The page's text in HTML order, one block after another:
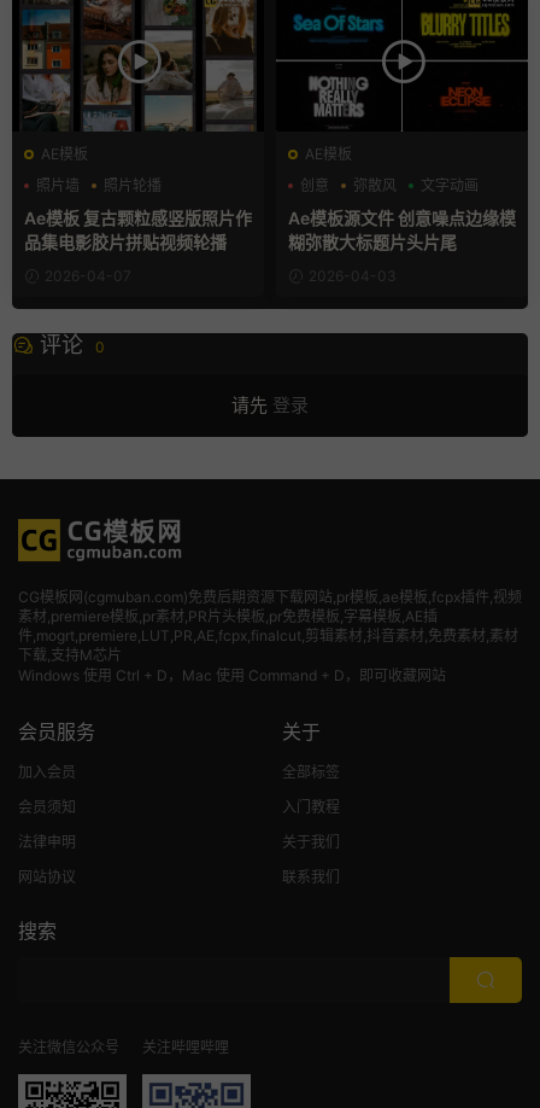
AE模板
照片墙
照片轮播
电影风模板
Ae模板 复古颗粒感竖版照片作
品集电影胶片拼贴视频轮播
2026-04-07
AE模板
创意
弥散风 文字动画
Ae模板源文件 创意噪点边缘模
糊弥散大标题片头片尾
2026-04-03
评论 0
请先 登录
CG模板网(cgmuban.com)免费后期资源下载网站,pr模板,ae模板,fcpx插件,视频
素材 ,premiere模板,pr素材,PR片头模板,pr免费模板,字幕模板,AE插
件,mogrt,premiere,LUT,PR,AE,fcpx,finalcut,剪辑素材,抖音素材,免费素材,素材
下载,支持M芯片
Windows 使用 Ctrl + D，Mac 使用 Command + D，即可收藏网站
会员服务
加入会员
会员须知
法律申明
网站协议
关于
全部标签
入门教程
关于我们
联系我们
搜索
关注微信公众号 关注哔哩哔哩